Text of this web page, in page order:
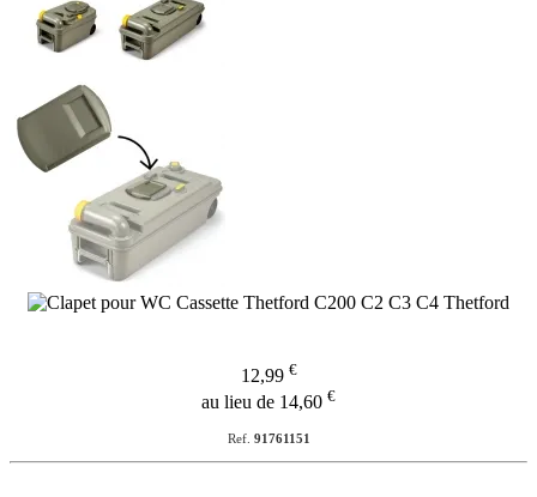
12,99 €
au lieu de 14,60 €
Ref. 91761151